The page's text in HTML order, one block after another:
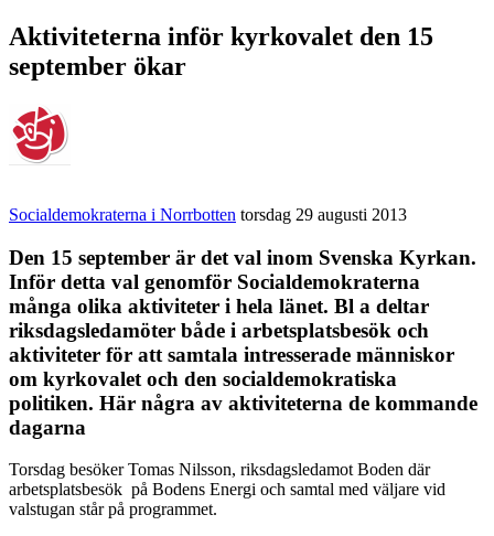
Aktiviteterna inför kyrkovalet den 15
september ökar
Socialdemokraterna i Norrbotten torsdag 29 augusti 2013
Den 15 september är det val inom Svenska Kyrkan.
Inför detta val genomför Socialdemokraterna
många olika aktiviteter i hela länet. Bl a deltar
riksdagsledamöter både i arbetsplatsbesök och
aktiviteter för att samtala intresserade människor
om kyrkovalet och den socialdemokratiska
politiken. Här några av aktiviteterna de kommande
dagarna
Torsdag besöker Tomas Nilsson, riksdagsledamot Boden där
arbetsplatsbesök på Bodens Energi och samtal med väljare vid
valstugan står på programmet.